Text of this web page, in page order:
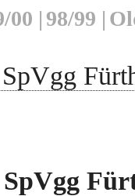
00 | 98/99 |